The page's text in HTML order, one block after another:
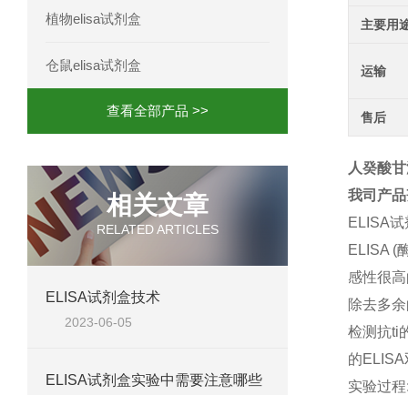
植物elisa试剂盒
仓鼠elisa试剂盒
查看全部产品 >>
相关文章
RELATED ARTICLES
ELISA试剂盒技术
2023-06-05
ELISA试剂盒实验中需要注意哪些
主要用
运输
售后
人癸酸
我司产
ELISA
ELISA (
感性很
除去多
检测抗ti
的
实验过程